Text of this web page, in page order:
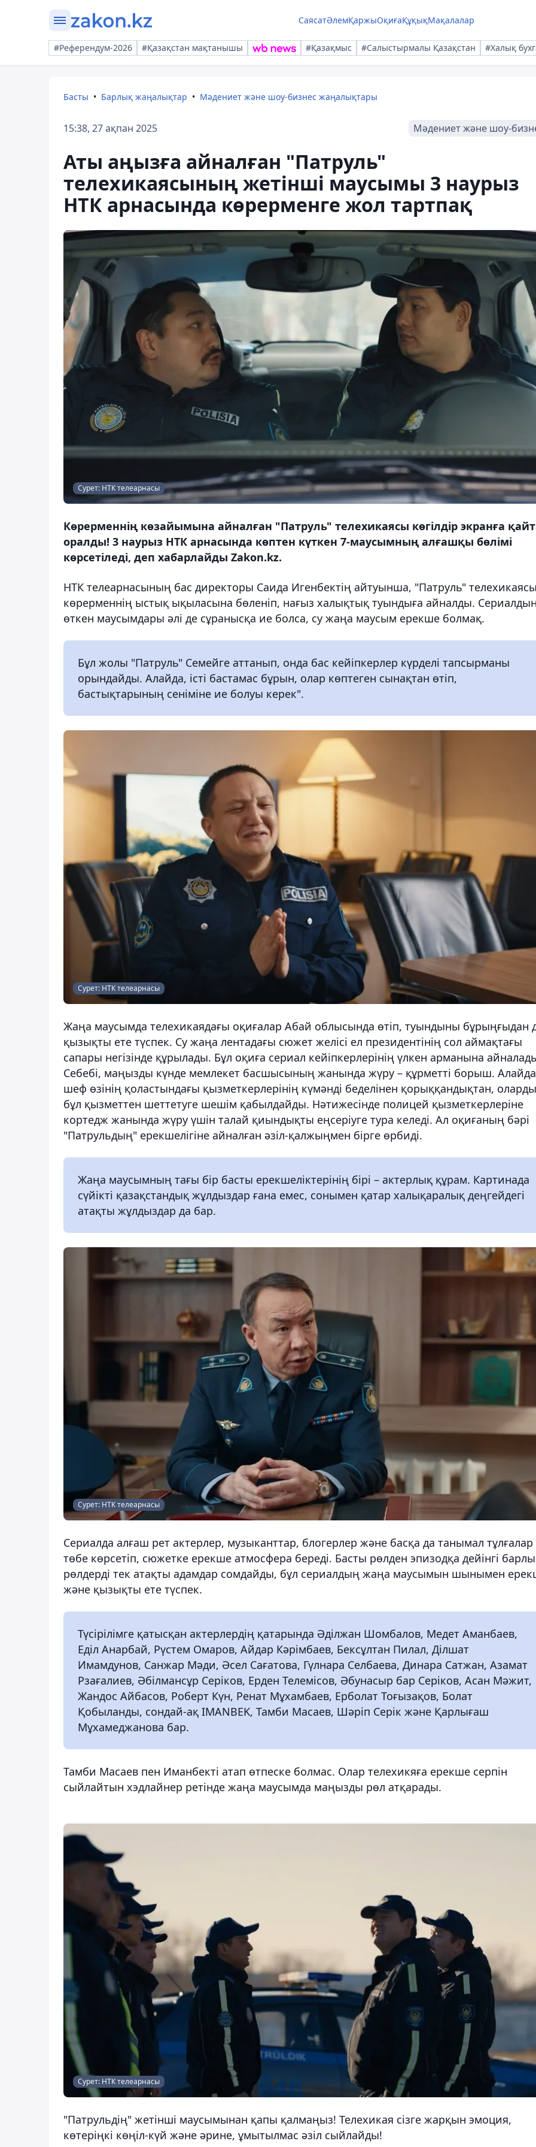
СаясатӘлемҚаржыОқиғаҚұқықМақалалар
#Референдум-2026 #Қазақстан мақтанышы #Қазақмыс #Салыстырмалы Қазақстан #Халық
Басты Барлық жаңалықтар Мәдениет және шоу-бизнес жаңалықтары
15:38, 27 ақпан 2025 Мәдениет және шоу-
Аты аңызға айналған "Патруль"
телехикаясының жетінші маусымы 3 наурыз
НТК арнасында көрерменге жол тартпақ
Сурет: НТК телеарнасы
Көрерменнің көзайымына айналған "Патруль" телехикаясы көгілдір экранға
оралды! 3 наурыз НТК арнасында көптен күткен 7-маусымның алғашқы бөлімі
көрсетіледі, деп хабарлайды Zakon.kz.
НТК телеарнасының бас директоры Саида Игенбектің айтуынша, "Патруль"
көрерменнің ыстық ықыласына бөленіп, нағыз халықтық туындыға айналды.
өткен маусымдары әлі де сұранысқа ие болса, су жаңа маусым ерекше болмақ.
Бұл жолы "Патруль" Семейге аттанып, онда бас кейіпкерлер күрделі тапсырманы
орындайды. Алайда, істі бастамас бұрын, олар көптеген сынақтан өтіп,
бастықтарының сеніміне ие болуы керек".
Сурет: НТК телеарнасы
Жаңа маусымда телехикаядағы оқиғалар Абай облысында өтіп, туындыны бұрыңғыдан
қызықты ете түспек. Су жаңа лентадағы сюжет желісі ел президентінің сол аймақтағы
сапары негізінде құрылады. Бұл оқиға сериал кейіпкерлерінің үлкен арманына
Себебі, маңызды күнде мемлекет басшысының жанында жүру – құрметті борыш.
шеф өзінің қоластындағы қызметкерлерінің күмәнді беделінен қорыққандықтан, оларды
бұл қызметтен шеттетуге шешім қабылдайды. Нәтижесінде полицей қызметкерлеріне
кортедж жанында жүру үшін талай қиындықты еңсеріуге тура келеді. Ал оқиғаның бәрі
"Патрульдың" ерекшелігіне айналған әзіл-қалжыңмен бірге өрбиді.
Жаңа маусымның тағы бір басты ерекшеліктерінің бірі – актерлық құрам. Картинада
сүйікті қазақстандық жұлдыздар ғана емес, сонымен қатар халықаралық деңгейдегі
атақты жұлдыздар да бар.
Сурет: НТК телеарнасы
Сериалда алғаш рет актерлер, музыканттар, блогерлер және басқа да танымал тұлғалар
төбе көрсетіп, сюжетке ерекше атмосфера береді. Басты рөлден эпизодқа дейінгі
рөлдерді тек атақты адамдар сомдайды, бұл сериалдың жаңа маусымын шынымен
және қызықты ете түспек.
Түсірілімге қатысқан актерлердің қатарында Әділжан Шомбалов, Медет Аманбаев,
Еділ Анарбай, Рүстем Омаров, Айдар Кәрімбаев, Бексұлтан Пилал, Ділшат
Имамдунов, Санжар Мәди, Әсел Сағатова, Гүлнара Селбаева, Динара Сатжан, Азамат
Рзағалиев, Әбілмансұр Серіков, Ерден Телемісов, Әбунасыр бар Серіков, Асан Мәжит,
Жандос Айбасов, Роберт Күн, Ренат Мұхамбаев, Ерболат Тоғызақов, Болат
Қобыланды, сондай-ақ IMANBEK, Тамби Масаев, Шәріп Серік және Қарлығаш
Мұхамеджанова бар.
Тамби Масаев пен Иманбекті атап өтпеске болмас. Олар телехикяға ерекше серпін
сыйлайтын хэдлайнер ретінде жаңа маусымда маңызды рөл атқарады.
Сурет: НТК телеарнасы
"Патрульдің" жетінші маусымынан қапы қалмаңыз! Телехикая сізге жарқын эмоция,
көтеріңкі көңіл-күй және әрине, ұмытылмас әзіл сыйлайды!